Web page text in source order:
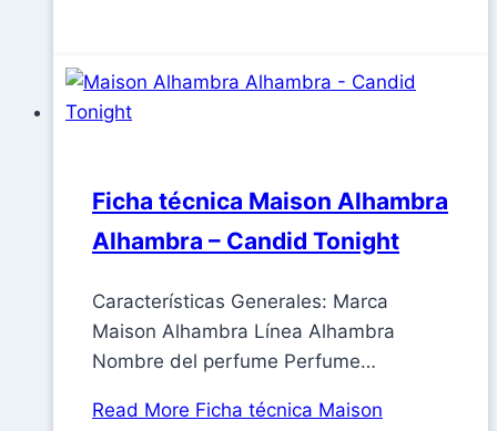
Ficha técnica Maison Alhambra
Alhambra – Candid Tonight
Características Generales: Marca
Maison Alhambra Línea Alhambra
Nombre del perfume Perfume…
Read More Ficha técnica Maison